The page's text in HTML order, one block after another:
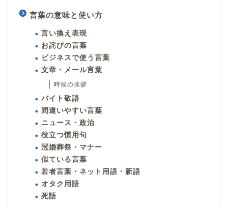
言葉の意味と使い方
言い換え表現
お詫びの言葉
ビジネスで使う言葉
文章・メール言葉
時候の挨拶
バイト敬語
間違いやすい言葉
ニュース・政治
役立つ慣用句
冠婚葬祭・マナー
似ている言葉
若者言葉・ネット用語・新語
オタク用語
死語